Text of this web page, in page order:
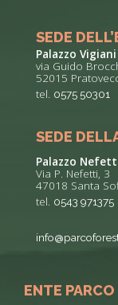
SEDE
Palazzo Vigiani
via Guido
52015
tel. 0575 50301
SEDE
Palazzo
Via P. Nefetti, 3
47018 Santa
tel. 0543 971375
ENTE PARCO